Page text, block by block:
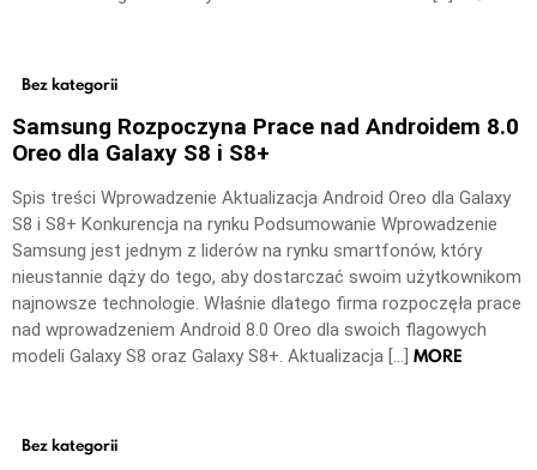
Bez kategorii
Samsung Rozpoczyna Prace nad Androidem 8.0
Oreo dla Galaxy S8 i S8+
Spis treści Wprowadzenie Aktualizacja Android Oreo dla Galaxy
S8 i S8+ Konkurencja na rynku Podsumowanie Wprowadzenie
Samsung jest jednym z liderów na rynku smartfonów, który
nieustannie dąży do tego, aby dostarczać swoim użytkownikom
najnowsze technologie. Właśnie dlatego firma rozpoczęła prace
nad wprowadzeniem Android 8.0 Oreo dla swoich flagowych
modeli Galaxy S8 oraz Galaxy S8+. Aktualizacja […] MORE
Bez kategorii